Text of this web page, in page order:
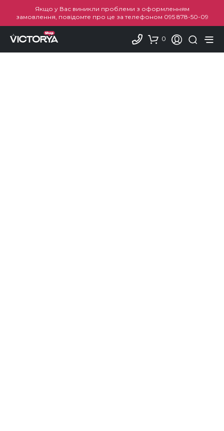
Якщо у Вас виникли проблеми з оформленням
замовлення, повідомте про це за телефоном 095 878-50-09
0